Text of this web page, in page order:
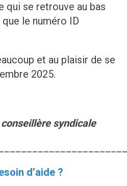
qui se retrouve au bas
le numéro ID
et au plaisir de se
2025.
conseillère syndicale
d’aide ?